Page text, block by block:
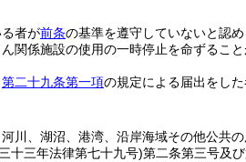
者が前条の基準を遵守していないと認
関係施設の使用の一時停止を命ずること
第二十九条第一項の規定による届出をした
川、湖沼、港湾、沿岸海域その他公共
十三年法律第七十九号)第二条第三号及